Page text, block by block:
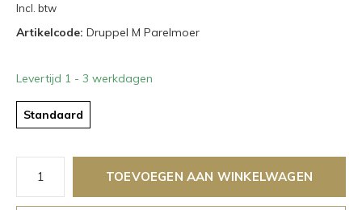
Incl. btw
Artikelcode: Druppel M Parelmoer
Levertijd 1 - 3 werkdagen
Standaard
TOEVOEGEN AAN WINKELWAGEN